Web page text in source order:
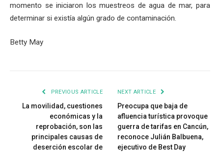
momento se iniciaron los muestreos de agua de mar, para
determinar si existía algún grado de contaminación.
Betty May
PREVIOUS ARTICLE
La movilidad, cuestiones
económicas y la
reprobación, son las
principales causas de
deserción escolar de
NEXT ARTICLE
Preocupa que baja de
afluencia turística provoque
guerra de tarifas en Cancún,
reconoce Julián Balbuena,
ejecutivo de Best Day